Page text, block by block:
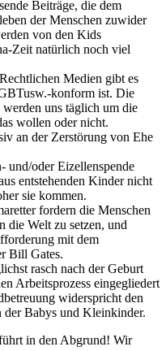
Beiträge, die dem
der Menschen zuwider
von den Kids
Zeit natürlich noch viel
Medien gibt es
konform ist. Die
uns täglich um die
wollen oder nicht.
an der Zerstörung von Ehe
und/oder Eizellenspende
entstehenden Kinder nicht
sie kommen.
fordern die Menschen
die Welt zu setzen, und
mit dem
Bill Gates.
rasch nach der Geburt
Arbeitsprozess eingegliedert
widerspricht den
der Babys und Kleinkinder.
in den Abgrund! Wir